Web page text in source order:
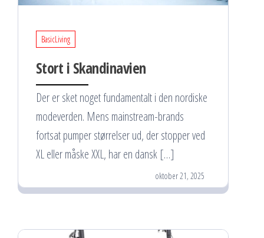
BasicLiving
Stort i Skandinavien
Der er sket noget fundamentalt i den nordiske
modeverden. Mens mainstream-brands
fortsat pumper størrelser ud, der stopper ved
XL eller måske XXL, har en dansk […]
oktober 21, 2025